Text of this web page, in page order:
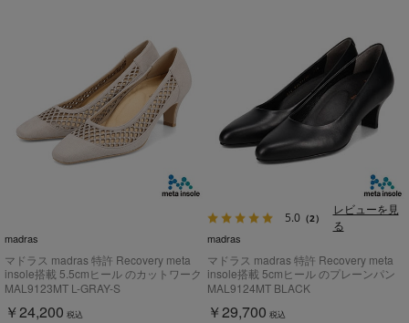
madras
マドラス madras 特許 Recovery meta
insole搭載 5.5cmヒール のカットワーク
デザインパンプス MAL9123MT
MAL9123MT L-GRAY-S
￥24,200 税込
5.0（2）
レビューを見
る
madras
マドラス madras 特許 Recovery meta
insole搭載 5cmヒール のプレーンパン
プス MAL9124MT
MAL9124MT BLACK
￥29,700 税込